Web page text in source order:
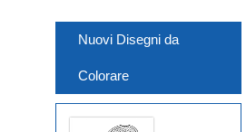
Nuovi Disegni da
Colorare